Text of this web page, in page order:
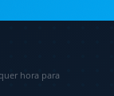
hora para